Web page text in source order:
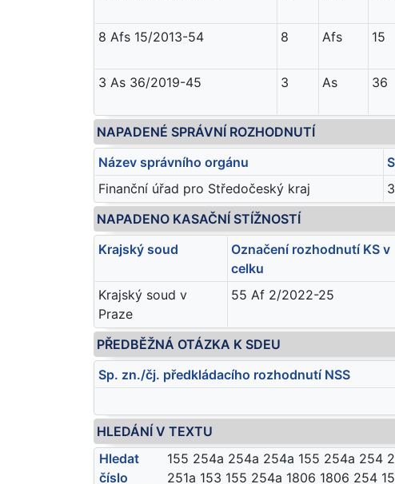
8 Afs 15/2013-54 8 Afs 15
3 As 36/2019-45 3 As 36
NAPADENÉ SPRÁVNÍ ROZHODNUTÍ
Název správního orgánu
Finanční úřad pro Středočeský kraj
NAPADENO KASAČNÍ STÍŽNOSTÍ
Krajský soud
Označení rozhodnutí KS v
celku
Krajský soud v
Praze
55 Af 2/2022-25
PŘEDBĚŽNÁ OTÁZKA K SDEU
Sp. zn./čj. předkládacího rozhodnutí NSS
HLEDÁNÍ V TEXTU
Hledat
číslo
155 254a 254a 254a 155 254a 254
251a 153 155 254a 1806 1806 254